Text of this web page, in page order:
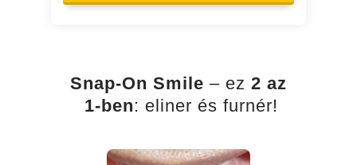
Snap-On Smile – ez 2 az
1-ben: eliner és furnér!